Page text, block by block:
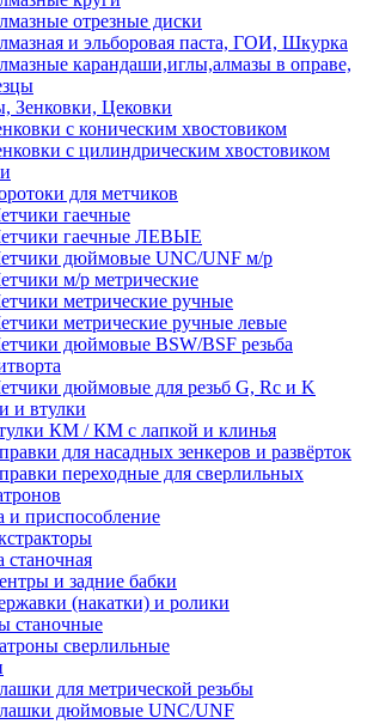
отрезные диски
и эльборовая паста, ГОИ, Шкурка
карандаши,иглы,алмазы в оправе,
Зенковки, Цековки
с коническим хвостовиком
с цилиндрическим хвостовиком
для метчиков
гаечные
гаечные ЛЕВЫЕ
дюймовые UNC/UNF м/р
м/р метрические
метрические ручные
метрические ручные левые
дюймовые BSW/BSF резьба
дюймовые для резьб G, Rc и K
и втулки
КМ / КМ с лапкой и клинья
для насадных зенкеров и развёрток
переходные для сверлильных
и приспособление
станочная
и задние бабки
(накатки) и ролики
станочные
сверлильные
для метрической резьбы
дюймовые UNC/UNF